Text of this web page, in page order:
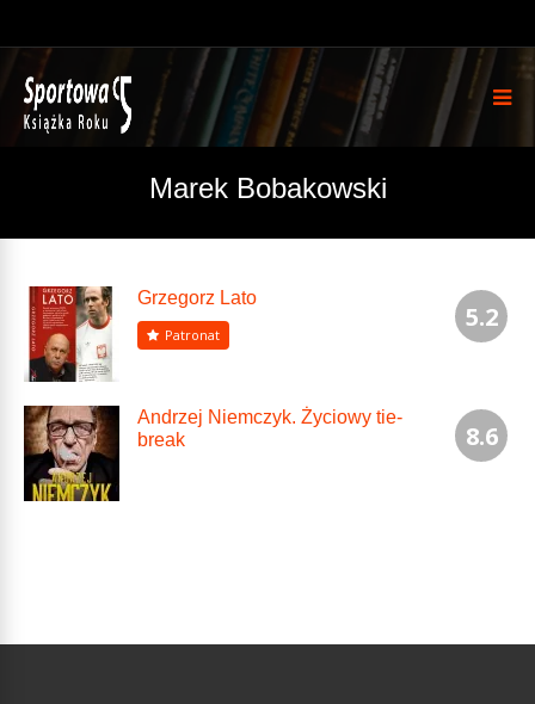
Marek Bobakowski
5.2
Grzegorz Lato
Patronat
8.6
Andrzej Niemczyk. Życiowy tie-
break